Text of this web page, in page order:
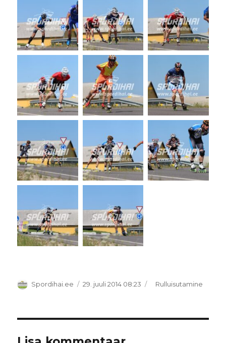
Autor
Spordihai.ee Postitatud
29. juuli 2014 08:23 Rubriigid
Rulluisutamine